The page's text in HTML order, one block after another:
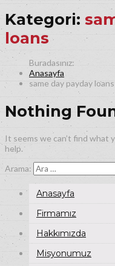
Kategori:
loans
Anasayfa
same day payday loans
Nothing
It seems we can’t find what
help.
Arama:
Anasayfa
Firmamız
Hakkımızda
Misyonumuz